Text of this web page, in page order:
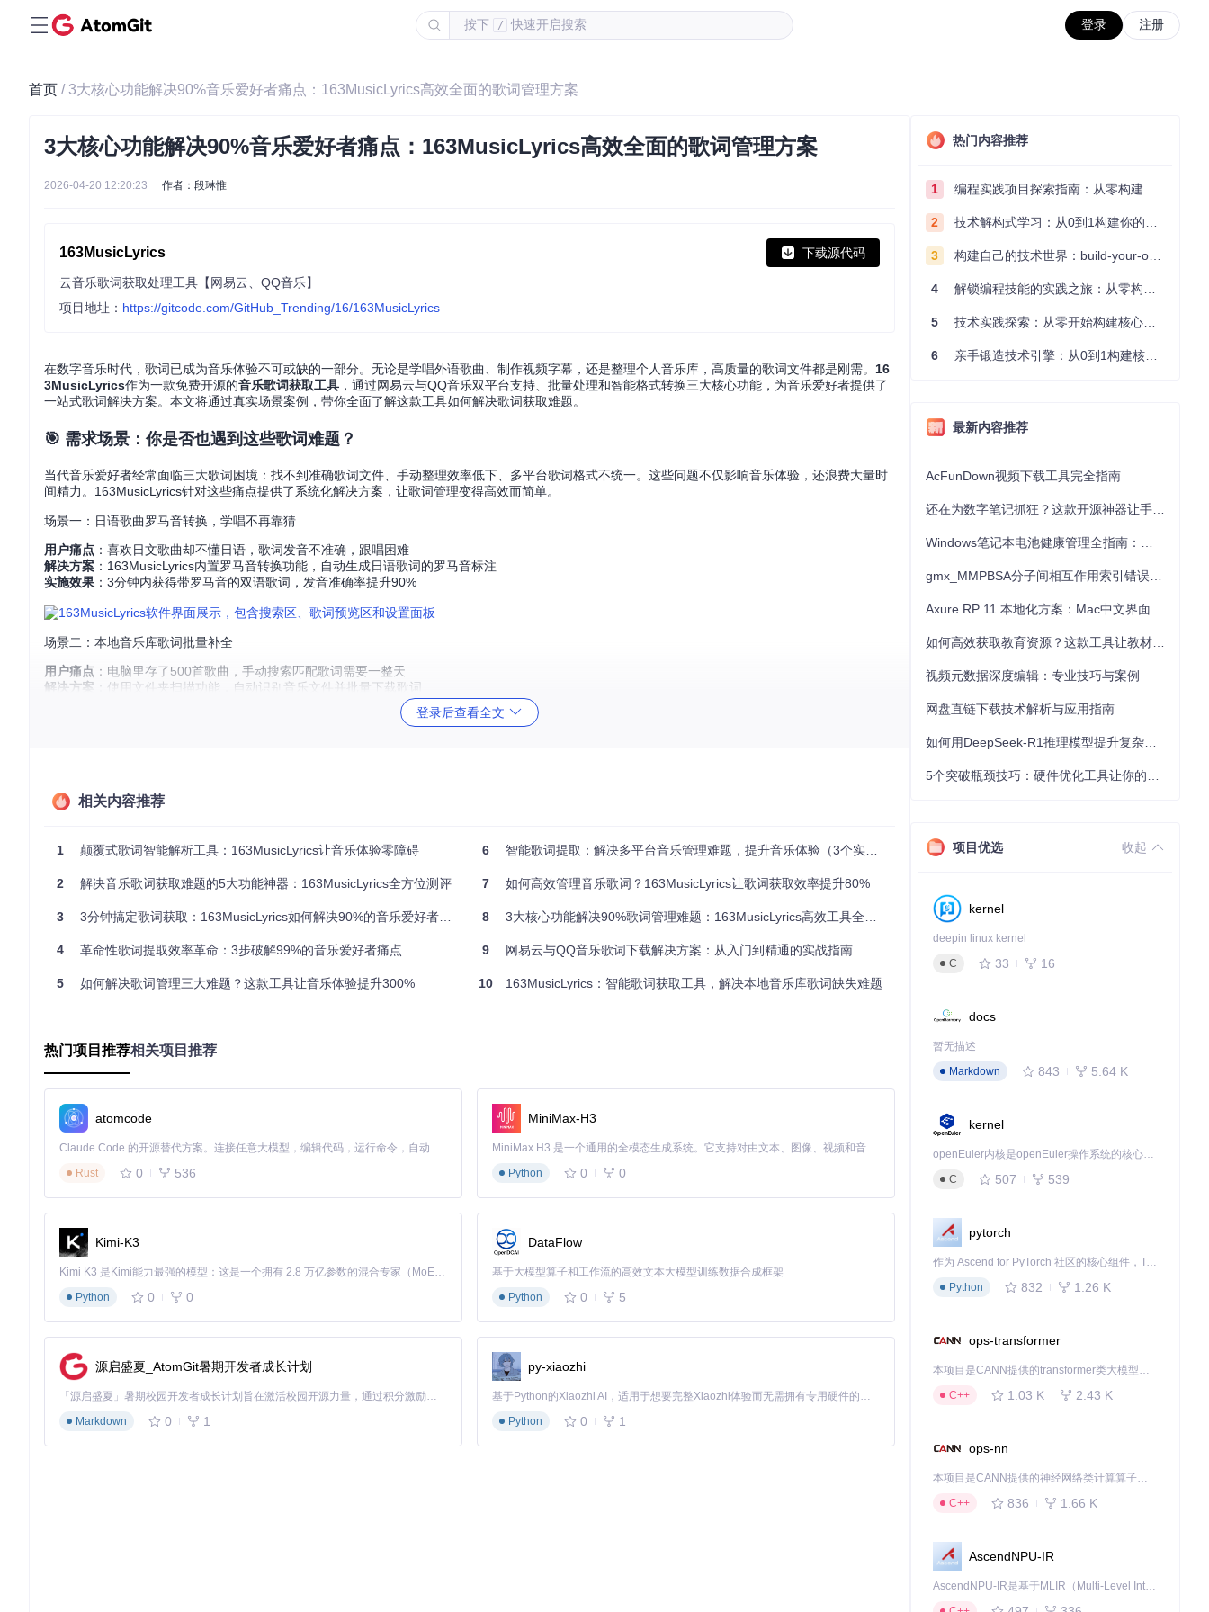
按下 / 快速开启搜索 登录 注册
首页 / 3大核心功能解决90%音乐爱好者痛点：163MusicLyrics高效全面的歌词管理方案
3大核心功能解决90%音乐爱好者痛点：163MusicLyrics高效全面的歌词管理方案
2026-04-20 12:20:23 作者：段琳惟
163MusicLyrics 下载源代码
云音乐歌词获取处理工具【网易云、QQ音乐】
项目地址： https://gitcode.com/GitHub_Trending/16/163MusicLyrics
在数字音乐时代，歌词已成为音乐体验不可或缺的一部分。无论是学唱外语歌曲、制作视频字幕，还是整理个人音乐库，高质量的歌词文件都是刚需。 16
3MusicLyrics作为一款免费开源的音乐歌词获取工具 ，通过网易云与QQ音乐双平台支持、批量处理和智能格式转换三大核心功能，为音乐爱好者提供了
一站式歌词解决方案。本文将通过真实场景案例，带你全面了解这款工具如何解决歌词获取难题。
🎯 需求场景：你是否也遇到这些歌词难题？
当代音乐爱好者经常面临三大歌词困境：找不到准确歌词文件、手动整理效率低下、多平台歌词格式不统一。这些问题不仅影响音乐体验，还浪费大量时
间精力。163MusicLyrics针对这些痛点提供了系统化解决方案，让歌词管理变得高效而简单。
场景一：日语歌曲罗马音转换，学唱不再靠猜
用户痛点 ：喜欢日文歌曲却不懂日语，歌词发音不准确，跟唱困难
解决方案 ：163MusicLyrics内置罗马音转换功能，自动生成日语歌词的罗马音标注
实施效果 ：3分钟内获得带罗马音的双语歌词，发音准确率提升90%
场景二：本地音乐库歌词批量补全
用户痛点 ：电脑里存了500首歌曲，手动搜索匹配歌词需要一整天
解决方案 ：使用文件夹扫描功能，自动识别音乐文件并批量下载歌词
用户痛点 ：制作音乐视频时，需要将LRC歌词转换为视频剪辑软件支持的SRT格式
解决方案：利用内置的LRC/SRT双向转换功能，一键完成格式转换
🌟 核心优势：为什么163MusicLyrics能脱颖而出？
双平台支持
✅ 网易云+QQ音乐完整支持 ❌ 仅单一平台
✅ 多平台但需手动切换
格式转换
✅ LRC/SRT双向转换
附加功能
核心优势解析
智能匹配算法 ：通过歌曲名、歌手、时长多维度匹配，准确率远超同类工具
全平台适配：提供Windows专用版和跨平台版本，满足不同系统需求
🚀 场景化解决方案：三步搞定复杂歌词需求
如何快速获取日文歌曲罗马音歌词？
🔍 在搜索框输入歌曲名和歌手，选择"QQ音乐"平台
⚙️ 打开设置面板，在"罗马音系统"中选择"平文式"或"空格分组"
💾 点击保存，自动生成包含日文、罗马音的双语歌词文件
怎样批量为本地音乐库添加歌词？
📂 点击"文件夹扫描"按钮，选择存放音乐的文件夹
🔄 等待软件自动分析音乐文件，提取歌曲信息
📥 点击"全部下载"，自动为所有歌曲匹配并保存歌词
登录后查看全文
相关内容推荐
1 颠覆式歌词智能解析工具：163MusicLyrics让音乐体验零障碍
2 解决音乐歌词获取难题的5大功能神器：163MusicLyrics全方位测评
3 3分钟搞定歌词获取：163MusicLyrics如何解决90%的音乐爱好者痛点
4 革命性歌词提取效率革命：3步破解99%的音乐爱好者痛点
5 如何解决歌词管理三大难题？这款工具让音乐体验提升300%
6 智能歌词提取：解决多平台音乐管理难题，提升音乐体验（3个实用场景）
7 如何高效管理音乐歌词？163MusicLyrics让歌词获取效率提升80%
8 3大核心功能解决90%歌词管理难题：163MusicLyrics高效工具全解析
9 网易云与QQ音乐歌词下载解决方案：从入门到精通的实战指南
10 163MusicLyrics：智能歌词获取工具，解决本地音乐库歌词缺失难题
热门项目推荐相关项目推荐
atomcode
Claude Code 的开源替代方案。连接任意大模型，编辑代码，运行命令，自动验证 — 全自动执行。用 Rust 构建，极致性能。 ｜ An open-source alternative to Claude Code. Connect any LLM, edit code, run commands, and verify changes — autonomously. Built in Rust for speed. Get Started
Rust
0 536
MiniMax-H3
MiniMax H3 是一个通用的全模态生成系统。它支持对由文本、图像、视频和音频组成的多模态上下文进行统一理解，并能生成分辨率高达 2K、时长可达 15 秒的带原生立体声音频的视频。得益于面向任务泛化的系统设计，H3 在预训练阶段就已具备广泛的多模态上下文理解与生成能力，能够出色地执行复杂的多模态指令。
Python
0 0
Kimi-K3
Kimi K3 是Kimi能力最强的模型：这是一个拥有 2.8 万亿参数的混合专家（MoE）模型，具备原生视觉理解能力，并支持 100 万 token 的上下文窗口。
Python
0 0
DataFlow
基于大模型算子和工作流的高效文本大模型训练数据合成框架
Python
0 5
源启盛夏_AtomGit暑期开发者成长计划
「源启盛夏」暑期校园开发者成长计划旨在激活校园开源力量，通过积分激励、认证扶持、资源倾斜等形式，引导高校组织和开发者完成「入驻 — 建项目 — 做贡献 — 获认证 — 得资源」的完整闭环。无论你是想带领社团入驻平台的组织者，还是希望用代码贡献证明自己的开发者，都能在这里找到属于你的成长路径。
Markdown
0 1
py-xiaozhi
基于Python的Xiaozhi AI，适用于想要完整Xiaozhi体验而无需拥有专用硬件的用户。
Python
0 1
热门内容推荐
1 编程实践项目探索指南：从零构建技术能力体系
2 技术解构式学习：从0到1构建你的编程知识体系
3 构建自己的技术世界：build-your-own-x项目的实践探索指南
4 解锁编程技能的实践之旅：从零构建你的技术世界
5 技术实践探索：从零开始构建核心系统的实践指南
6 亲手锻造技术引擎：从0到1构建核心系统的实践指南
最新内容推荐
AcFunDown视频下载工具完全指南
视频元数据深度编辑：专业技巧与案例
网盘直链下载技术解析与应用指南
项目优选 收起
kernel
deepin linux kernel
C
33 16
docs
暂无描述
Markdown
843 5.64 K
kernel
openEuler内核是openEuler操作系统的核心，既是系统性能与稳定性的基石，也是连接处理器、设备与服务的桥梁。
C
507 539
pytorch
作为 Ascend for PyTorch 社区的核心组件，TorchNPU 是昇腾专为 PyTorch 打造的深度学习适配插件，使 PyTorch 框架能够直接调用昇腾 NPU，为开发者提供昇腾 AI 处理器的超强算力。
Python
832 1.26 K
ops-transformer
本项目是CANN提供的transformer类大模型算子库，实现网络在NPU上加速计算。
C++
1.03 K 2.43 K
ops-nn
本项目是CANN提供的神经网络类计算算子库，实现网络在NPU上加速计算。
C++
836 1.66 K
AscendNPU-IR
AscendNPU-IR是基于MLIR（Multi-Level Intermediate Representation）构建的，面向昇腾亲和算子编译时使用的中间表示，提供昇腾完备表达能力，通过编译优化提升昇腾AI处理器计算效率，支持通过生态框架使能昇腾AI处理器与深度调优